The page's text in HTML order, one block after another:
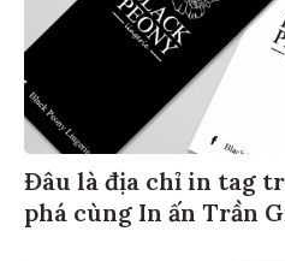
Đâu là địa chỉ in tag
phá cùng In ấn Trần